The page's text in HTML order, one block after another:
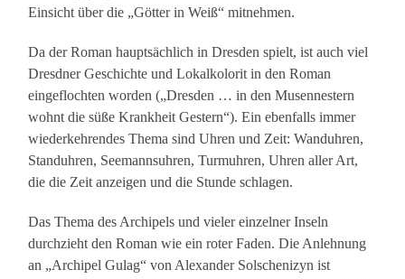
Einsicht über die „Götter in Weiß“ mitnehmen.
Da der Roman hauptsächlich in Dresden spielt, ist auch viel
Dresdner Geschichte und Lokalkolorit in den Roman
eingeflochten worden („Dresden … in den Musennestern
wohnt die süße Krankheit Gestern“). Ein ebenfalls immer
wiederkehrendes Thema sind Uhren und Zeit: Wanduhren,
Standuhren, Seemannsuhren, Turmuhren, Uhren aller Art,
die die Zeit anzeigen und die Stunde schlagen.
Das Thema des Archipels und vieler einzelner Inseln
durchzieht den Roman wie ein roter Faden. Die Anlehnung
an „Archipel Gulag“ von Alexander Solschenizyn ist